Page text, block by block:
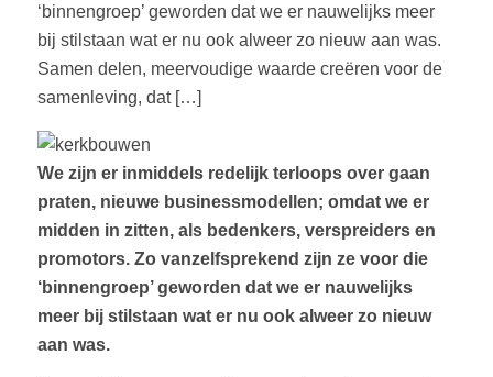
‘binnengroep’ geworden dat we er nauwelijks meer
bij stilstaan wat er nu ook alweer zo nieuw aan was.
Samen delen, meervoudige waarde creëren voor de
samenleving, dat […]
We zijn er inmiddels redelijk terloops over gaan
praten, nieuwe businessmodellen; omdat we er
midden in zitten, als bedenkers, verspreiders en
promotors. Zo vanzelfsprekend zijn ze voor die
‘binnengroep’ geworden dat we er nauwelijks
meer bij stilstaan wat er nu ook alweer zo nieuw
aan was.